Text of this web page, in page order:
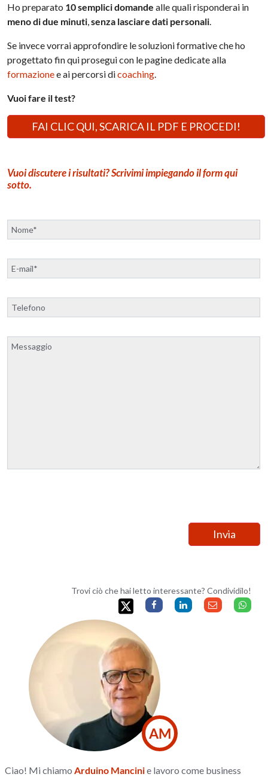
Ho preparato 10 semplici domande alle quali risponderai in
meno di due minuti,senza lasciare dati personali.
Se invece vorrai approfondire le soluzioni formative che ho
progettato fin qui prosegui con le pagine dedicate alla
formazionee ai percorsi dicoaching.
Vuoi fare il test?
FAI CLIC QUI, SCARICA IL PDF E PROCEDI!
Vuoi discutere i risultati? Scrivimi impiegando ilformqui
sotto.
Trovi ciò che hai letto interessante? Condividilo!
AM
Ciao! Mi chiamo Arduino Mancinie lavoro come business